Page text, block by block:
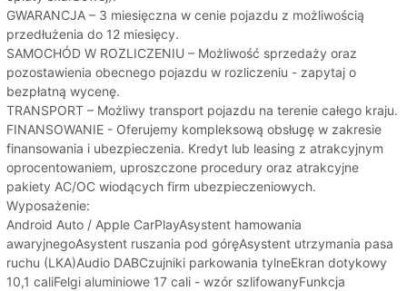
GWARANCJA – 3 miesięczna w cenie pojazdu z możliwością
przedłużenia do 12 miesięcy.
SAMOCHÓD W ROZLICZENIU – Możliwość sprzedaży oraz
pozostawienia obecnego pojazdu w rozliczeniu - zapytaj o
bezpłatną wycenę.
TRANSPORT – Możliwy transport pojazdu na terenie całego kraju.
FINANSOWANIE - Oferujemy kompleksową obsługę w zakresie
finansowania i ubezpieczenia. Kredyt lub leasing z atrakcyjnym
oprocentowaniem, uproszczone procedury oraz atrakcyjne
pakiety AC/OC wiodących firm ubezpieczeniowych.
Wyposażenie:
Android Auto / Apple CarPlayAsystent hamowania
awaryjnegoAsystent ruszania pod góręAsystent utrzymania pasa
ruchu (LKA)Audio DABCzujniki parkowania tylneEkran dotykowy
10,1 caliFelgi aluminiowe 17 cali - wzór szlifowanyFunkcja